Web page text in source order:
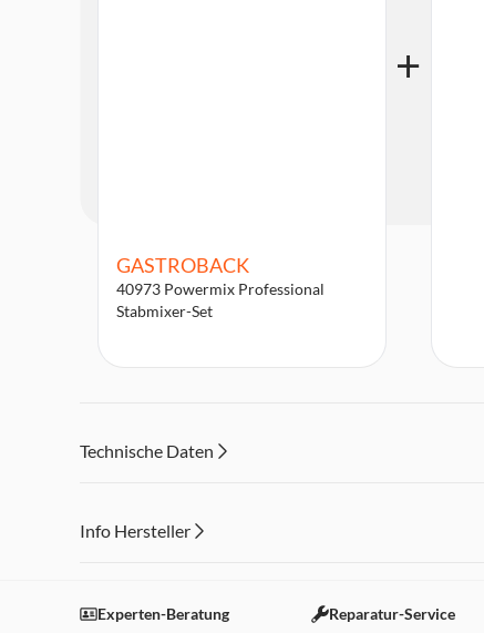
GASTROBACK
40973 Powermix Professional
Stabmixer-Set
Technische Daten
Info Hersteller
Einstellungen anpassen
Experten-Beratung Reparatur-Service